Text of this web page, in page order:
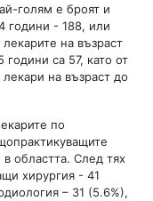
голям е броят и
години - 188, или
на възраст
са 57, като от
на възраст до
по
областта. След тях
хирургия - 41
– 31 (5.6%),